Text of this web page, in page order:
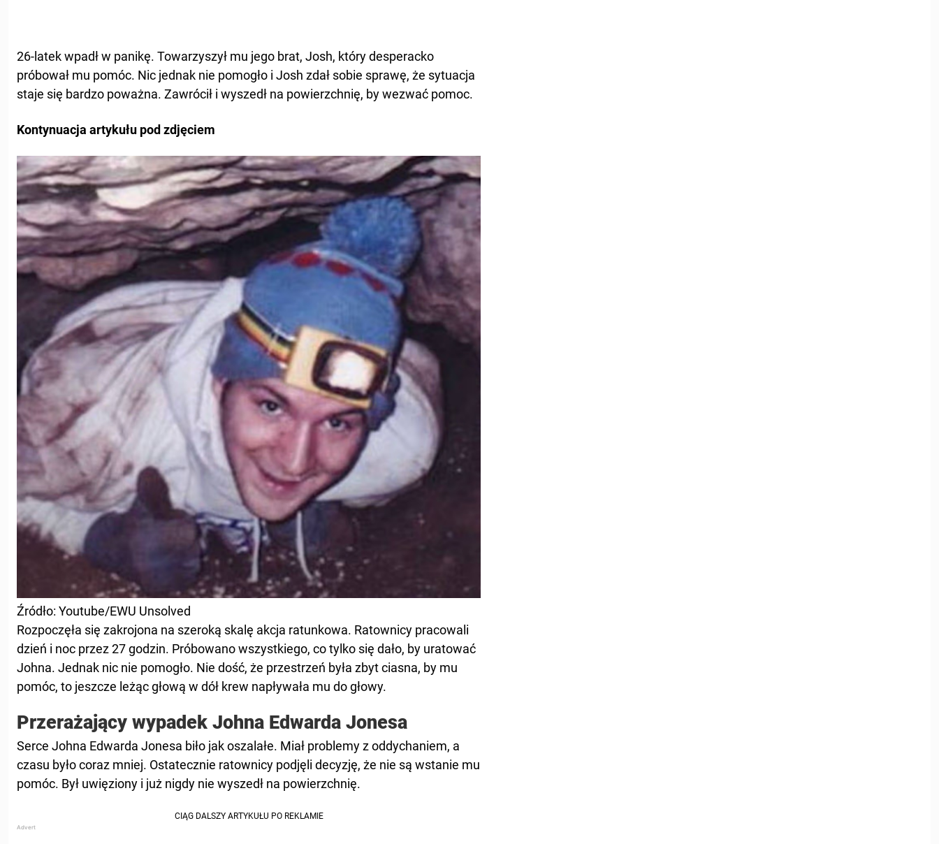
26-latek wpadł w panikę. Towarzyszył mu jego brat, Josh, który desperacko
próbował mu pomóc. Nic jednak nie pomogło i Josh zdał sobie sprawę, że sytuacja
staje się bardzo poważna. Zawrócił i wyszedł na powierzchnię, by wezwać pomoc.
Kontynuacja artykułu pod zdjęciem
Źródło: Youtube/EWU Unsolved
Rozpoczęła się zakrojona na szeroką skalę akcja ratunkowa. Ratownicy pracowali
dzień i noc przez 27 godzin. Próbowano wszystkiego, co tylko się dało, by uratować
Johna. Jednak nic nie pomogło. Nie dość, że przestrzeń była zbyt ciasna, by mu
pomóc, to jeszcze leżąc głową w dół krew napływała mu do głowy.
Przerażający wypadek Johna Edwarda Jonesa
Serce Johna Edwarda Jonesa biło jak oszalałe. Miał problemy z oddychaniem, a
czasu było coraz mniej. Ostatecznie ratownicy podjęli decyzję, że nie są wstanie mu
pomóc. Był uwięziony i już nigdy nie wyszedł na powierzchnię.